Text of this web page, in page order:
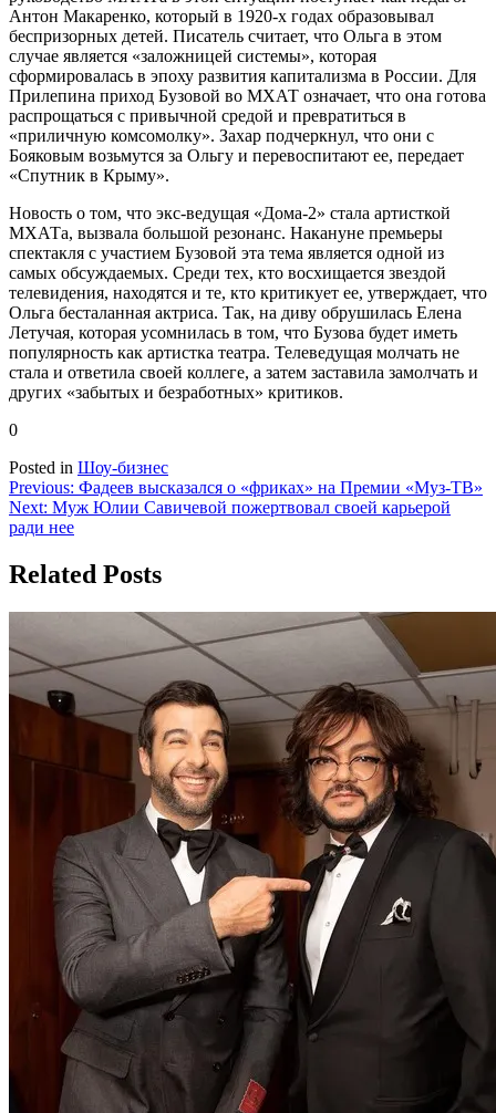
Антон Макаренко, который в 1920-х годах образовывал
беспризорных детей. Писатель считает, что Ольга в этом
случае является «заложницей системы», которая
сформировалась в эпоху развития капитализма в России. Для
Прилепина приход Бузовой во МХАТ означает, что она готова
распрощаться с привычной средой и превратиться в
«приличную комсомолку». Захар подчеркнул, что они с
Бояковым возьмутся за Ольгу и перевоспитают ее, передает
«Спутник в Крыму».
Новость о том, что экс-ведущая «Дома-2» стала артисткой
МХАТа, вызвала большой резонанс. Накануне премьеры
спектакля с участием Бузовой эта тема является одной из
самых обсуждаемых. Среди тех, кто восхищается звездой
телевидения, находятся и те, кто критикует ее, утверждает, что
Ольга бесталанная актриса. Так, на диву обрушилась Елена
Летучая, которая усомнилась в том, что Бузова будет иметь
популярность как артистка театра. Телеведущая молчать не
стала и ответила своей коллеге, а затем заставила замолчать и
других «забытых и безработных» критиков.
0
Posted in Шоу-бизнес
Навигация
по
Previous: Фадеев высказался о «фриках» на Премии «Муз-ТВ»
Next: Муж Юлии Савичевой пожертвовал своей карьерой
ради нее
Related Posts